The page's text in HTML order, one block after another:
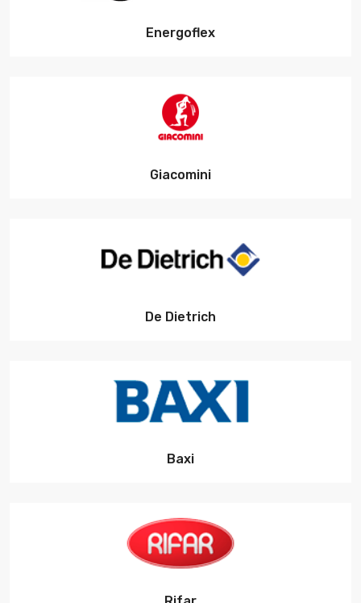
Baxi
De Dietrich
Giacomini
Energoflex